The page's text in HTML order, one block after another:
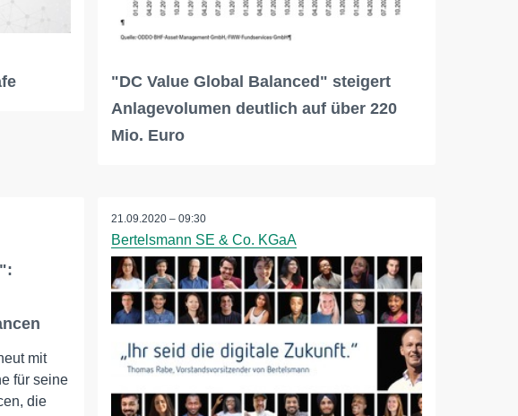
"DC Value Global Balanced" steigert
Anlagevolumen deutlich auf über 220
Mio. Euro
mit
für seine
die
21.09.2020 – 09:30
Bertelsmann SE & Co. KGaA